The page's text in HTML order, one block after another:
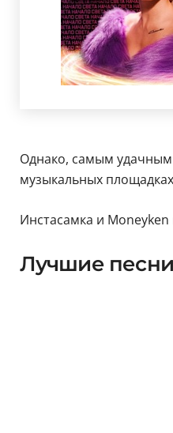
Однако, самым удачным
музыкальных
Инстасамка и
Лучшие песни